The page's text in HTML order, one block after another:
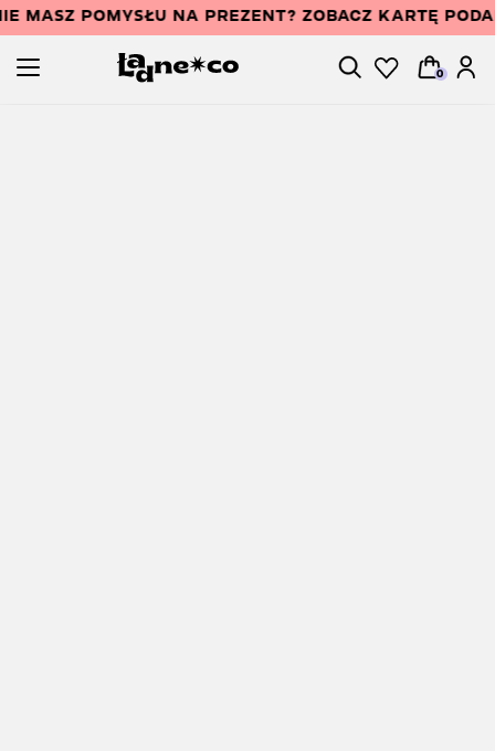
MASZ POMYSŁU NA PREZENT? ZOBACZ KARTĘ
0